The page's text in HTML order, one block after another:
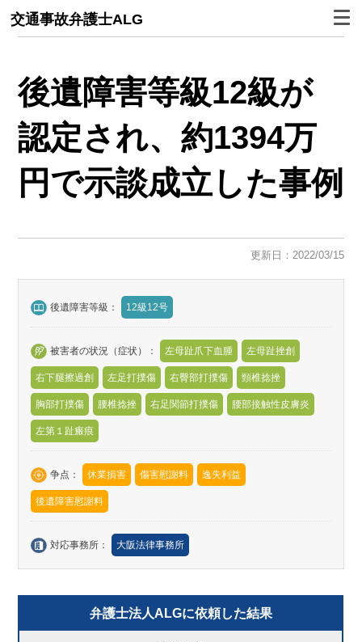
交通事故弁護士ALG
後遺障害等級12級が
認定され、約1394万
円で示談成立した事例
更新日：2022/03/15
後遺障害等級： 12級12号
被害者の状況（症状）： 左母趾爪下血腫 左母趾挫創
右下腿擦過創 左足打撲傷 右臀部打撲傷 頸椎捻挫
胸部打撲傷 腰椎捻挫 右足関節打撲傷 腰部接触性皮膚炎
左第１趾瘢痕
争点： 休業損害 傷害慰謝料 逸失利益
後遺障害慰謝料
対応事務所： 大阪法律事務所
弁護士法人ALGに依頼した結果